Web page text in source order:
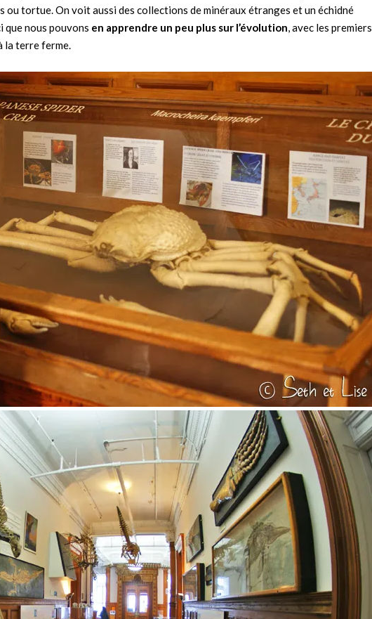
ou tortue. On voit aussi des collections de minéraux étranges et un échidné
que nous pouvons en apprendre un peu plus sur l’évolution, avec les premiers
la terre ferme.